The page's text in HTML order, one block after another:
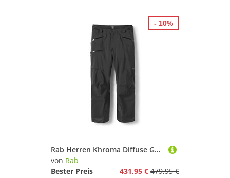
Rab Herren Khroma Diffuse GTX Hose
von Rab
Bester Preis
431,95 € 479,95 €
- 10%